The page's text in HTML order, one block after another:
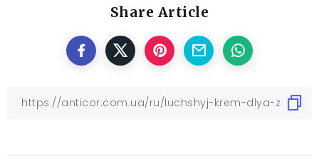
Share Article